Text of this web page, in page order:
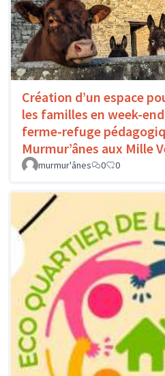
Création d’un espace
les familles en week-
ferme-refuge
Murmur’ânes aux Mille
murmur'ânes 0 0